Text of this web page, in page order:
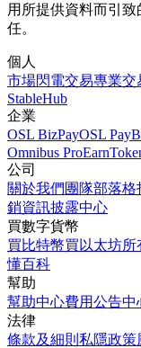
用所提供資料而引
任。
個人
市場閃電交易專業交
StableHub
企業
OSL BizPayOSL Pay
Omnibus ProEarn
公司
關於我們 團隊部落格
銷資訊披露中心
買數字貨幣
買比特幣買以太坊所
懂百科
幫助
幫助中心費用公告中
法律
條款及細則 私隱政策